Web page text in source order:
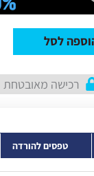
לסל
רכישה מאובטחת
טפסים להורדה